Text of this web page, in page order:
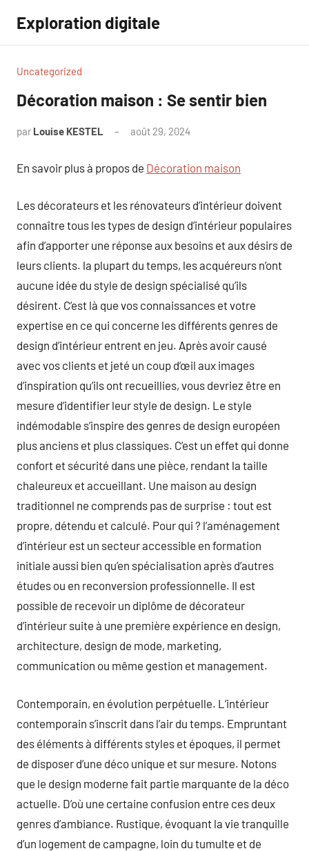
contenu
Exploration digitale
Uncategorized
Décoration maison : Se sentir bien
par Louise KESTEL août 29, 2024
En savoir plus à propos de Décoration maison
Les décorateurs et les rénovateurs d’intérieur doivent
connaître tous les types de design d’intérieur populaires
afin d’apporter une réponse aux besoins et aux désirs de
leurs clients. la plupart du temps, les acquéreurs n’ont
aucune idée du style de design spécialisé qu’ils
désirent. C’est là que vos connaissances et votre
expertise en ce qui concerne les différents genres de
design d’intérieur entrent en jeu. Après avoir causé
avec vos clients et jeté un coup d’œil aux images
d’inspiration qu’ils ont recueillies, vous devriez être en
mesure d’identifier leur style de design. Le style
indémodable s’inspire des genres de design européen
plus anciens et plus classiques. C’est un effet qui donne
confort et sécurité dans une pièce, rendant la taille
chaleureux et accueillant. Une maison au design
traditionnel ne comprends pas de surprise : tout est
propre, détendu et calculé. Pour qui ? l’aménagement
d’intérieur est un secteur accessible en formation
initiale aussi bien qu’en spécialisation après d’autres
études ou en reconversion professionnelle. Il est
possible de recevoir un diplôme de décorateur
d’intérieur suite à une première expérience en design,
architecture, design de mode, marketing,
communication ou même gestion et management.
Contemporain, en évolution perpétuelle. L’intérieur
contemporain s’inscrit dans l’air du temps. Empruntant
des éléments à différents styles et époques, il permet
de disposer d’une déco unique et sur mesure. Notons
que le design moderne fait partie marquante de la déco
actuelle. D’où une certaine confusion entre ces deux
genres d’ambiance. Rustique, évoquant la vie tranquille
d’un logement de campagne, loin du tumulte et de